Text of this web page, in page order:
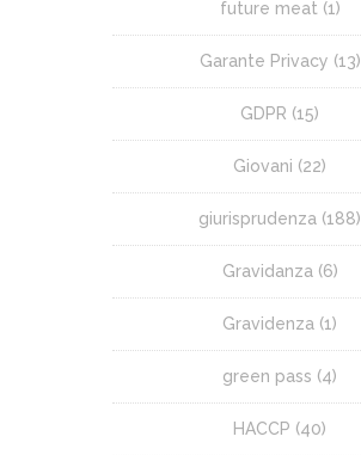
future meat (1)
Garante Privacy (13)
GDPR (15)
Giovani (22)
giurisprudenza (188)
Gravidanza (6)
Gravidenza (1)
green pass (4)
HACCP (40)